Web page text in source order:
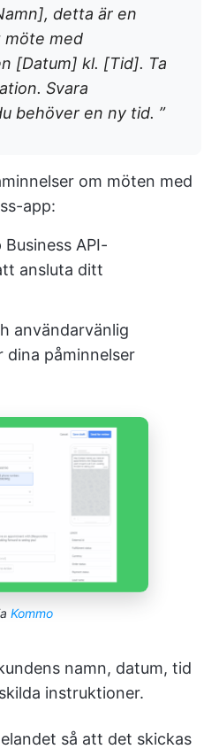
detta är en
möte med
[Datum] kl. [Tid]. Ta
Svara
behöver en ny tid. ”
om möten med
app:
API-
ansluta ditt
användarvänlig
dina påminnelser
Kommo
namn, datum, tid
instruktioner.
så att det skickas